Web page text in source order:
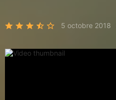
5 octobre 2018